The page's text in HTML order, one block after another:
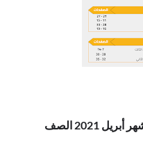
توزيع منهج أو مقررات جميع المواد شهر أبريل 2021 الصف